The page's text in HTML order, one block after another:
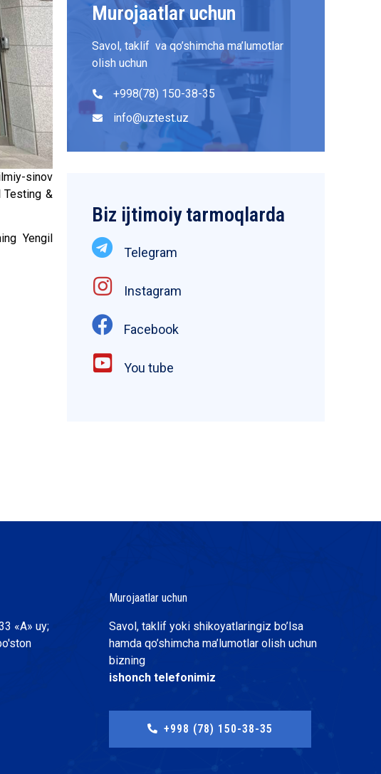
sinov
Testing &
Yengil
Murojaatlar uchun
Savol, taklif va qo’shimcha ma’lumotlar
olish uchun
+998(78) 150-38-35
info@uztest.uz
Biz ijtimoiy tarmoqlarda
Telegram
Instagram
Facebook
You tube
«А» uy;
Murojaatlar uchun
Savol, taklif yoki shikoyatlaringiz bo’lsa
hamda qo’shimcha ma’lumotlar olish uchun
bizning
ishonch telefonimiz
+998 (78) 150-38-35